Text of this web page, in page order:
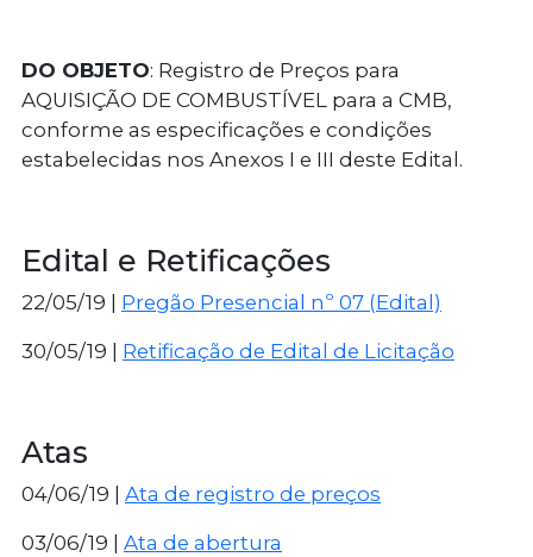
DO OBJETO: Registro de Preços para
AQUISIÇÃO DE COMBUSTÍVEL para a CMB,
conforme as especificações e condições
estabelecidas nos Anexos I e III deste Edital.
Edital e Retificações
22/05/19 | Pregão Presencial nº 07 (Edital)
30/05/19 | Retificação de Edital de Licitação
Atas
04/06/19 | Ata de registro de preços
03/06/19 | Ata de abertura